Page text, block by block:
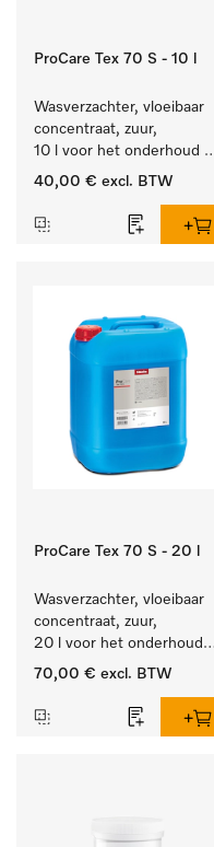
ProCare Tex 70 S - 10 l
Wasverzachter, vloeibaar
concentraat, zuur,
10 l voor het onderhoud
van vezels zodat het
40,00 € excl. BTW
ProCare Tex 70 S - 20 l
Wasverzachter, vloeibaar
concentraat, zuur,
20 l voor het onderhoud
van vezels zodat het
70,00 € excl. BTW